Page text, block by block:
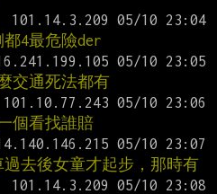
4最危險der
交通死法都有
個看找誰賠
去後女童才起步，那時有